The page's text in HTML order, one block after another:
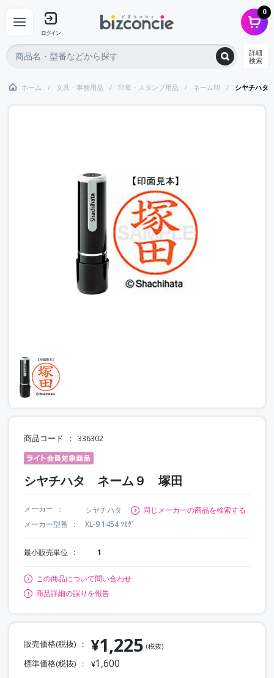
ログイン
0
詳細
検索
ホーム 文具・事務用品 印章・スタンプ用品 ネーム印 シヤチハ
商品コード 336302
シヤチハタ ネーム９ 塚田
メーカー シヤチハタ
同じメーカーの商品を検索する
メーカー型番
XL-9 1454 ﾂｶﾀﾞ
最小販売単位 1
この商品について問い合わせ
商品詳細の誤りを報告
販売価格(税抜) ¥1,225 (税抜)
標準価格(税抜) ¥1,600